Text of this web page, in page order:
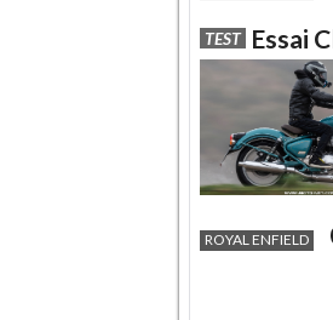
TEST Essai
ROYAL ENFIELD